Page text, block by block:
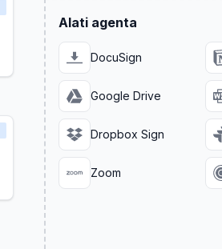
Alati agenta
DocuSign
Google Drive
Dropbox Sign
Zoom